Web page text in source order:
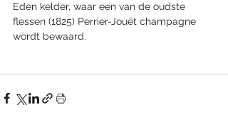
Eden kelder, waar een van de oudste
flessen (1825) Perrier-Jouët champagne
wordt bewaard.